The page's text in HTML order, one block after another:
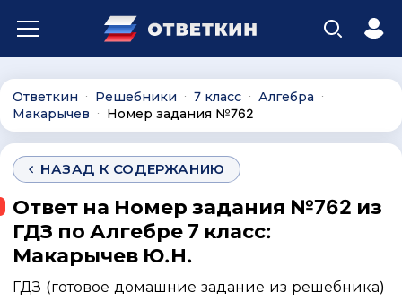
Ответкин ∙ Решебники ∙ 7 класс ∙ Алгебра ∙
Макарычев ∙ Номер задания №762
НАЗАД К СОДЕРЖАНИЮ
Ответ на Номер задания №762 из
ГДЗ по Алгебре 7 класс:
Макарычев Ю.Н.
ГДЗ (готовое домашние задание из решебника)